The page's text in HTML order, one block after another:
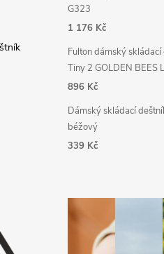
G323
1 176 Kč
Fulton dámský
Tiny 2 GOLDEN BEES
896 Kč
Dámský skládací
béžový
339 Kč